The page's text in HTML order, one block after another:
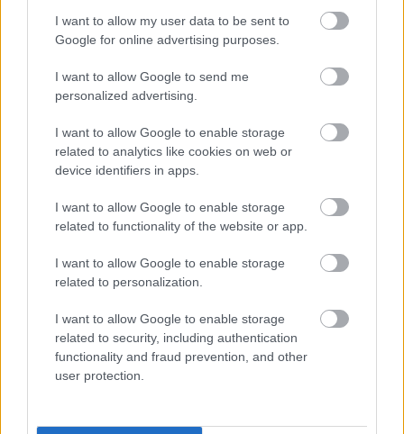
I want to allow my user data to be sent to
Google for online advertising purposes.
I want to allow Google to send me
personalized advertising.
I want to allow Google to enable storage
related to analytics like cookies on web or
device identifiers in apps.
I want to allow Google to enable storage
related to functionality of the website or app.
I want to allow Google to enable storage
related to personalization.
I want to allow Google to enable storage
related to security, including authentication
functionality and fraud prevention, and other
user protection.
Επίθεση στην αλυσίδα εφοδιασμού
του npm: Παραβιάστηκε το δημοφιλές
εβδομαδιαίες λήψεις